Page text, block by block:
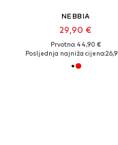
NEBBIA
29,90 €
Prvotno: 44,90 €
Posljednja najniža cijena: